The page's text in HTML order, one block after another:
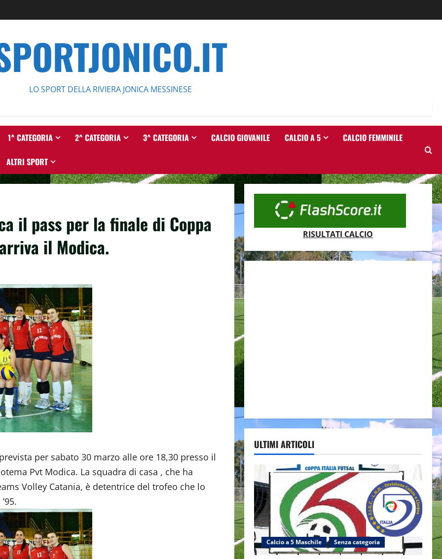
LO SPORT DELLA RIVIERA JONICA MESSINESE
1^ CATEGORIA 2^ CATEGORIA 3^ CATEGORIA CALCIO GIOVANILE CALCIO A 5 CALCIO FEMMINILE
ALTRI SPORT
il pass per la finale di Coppa
il Modica.
per sabato 30 marzo alle ore 18,30 presso il
Pvt Modica. La squadra di casa , che ha
Volley Catania, è detentrice del trofeo che lo
RISULTATI CALCIO
ULTIMI ARTICOLI
Calcio a 5 Maschile Senza categoria